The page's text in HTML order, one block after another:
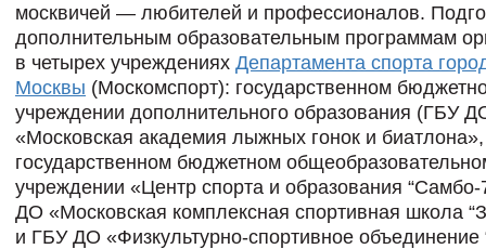
москвичей — любителей и профессионалов.
дополнительным образовательным программам
в четырех учреждениях Департамента спорта
Москвы (Москомспорт): государственном
учреждении дополнительного образования (ГБУ
«Московская академия лыжных гонок и биатлона»,
государственном бюджетном
учреждении «Центр спорта и образования “Самбо-
ДО «Московская комплексная спортивная школа
и ГБУ ДО «Физкультурно-спортивное объединение